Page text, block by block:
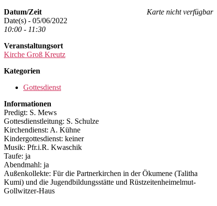
Karte nicht verfügbar
Datum/Zeit
Date(s) - 05/06/2022
10:00 - 11:30
Veranstaltungsort
Kirche Groß Kreutz
Kategorien
Gottesdienst
Informationen
Predigt: S. Mews
Gottesdienstleitung: S. Schulze
Kirchendienst: A. Kühne
Kindergottesdienst: keiner
Musik: Pfr.i.R. Kwaschik
Taufe: ja
Abendmahl: ja
Außenkollekte: Für die Partnerkirchen in der Ökumene (Talitha
Kumi) und die Jugendbildungsstätte und Rüstzeitenheimelmut-
Gollwitzer-Haus